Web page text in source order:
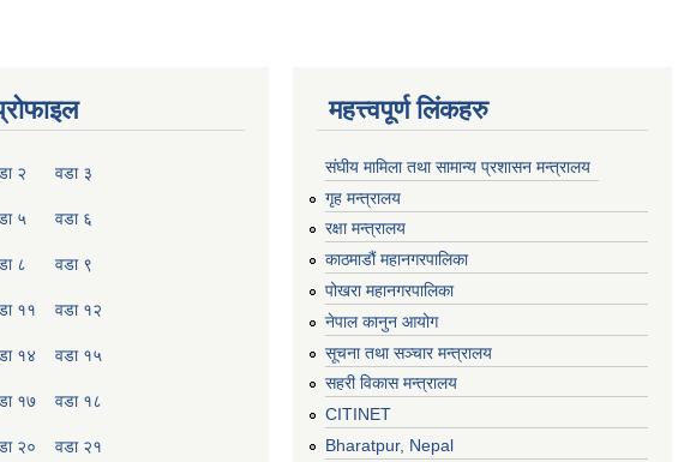
२ वडा ३
५ वडा ६
८ वडा ९
११ वडा १२
१४ वडा १५
१७ वडा १८
२० वडा २१
महत्त्वपूर्ण लिंकहरु
संघीय मामिला तथा सामान्य प्रशासन मन्त्रालय
गृह मन्त्रालय
रक्षा मन्त्रालय
काठमाडौं महानगरपालिका
पोखरा महानगरपालिका
नेपाल कानुन आयोग
सूचना तथा सञ्चार मन्त्रालय
सहरी विकास मन्त्रालय
CITINET
Bharatpur, Nepal